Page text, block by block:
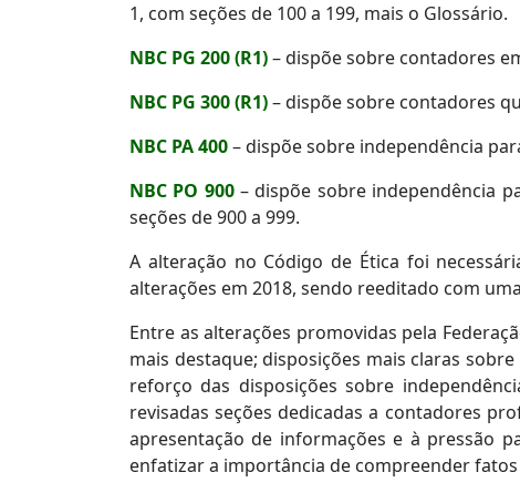
1, com seções de 100 a 199, mais o Glossário.
NBC PG 200 (R1)– dispõe sobre contadores
NBC PG 300 (R1)– dispõe sobre contadores
NBC PA 400– dispõe sobre independência
NBC PO 900 – dispõe sobre independência
seções de 900 a 999.
A alteração no Código de Ética foi
alterações em 2018, sendo reeditado com
Entre as alterações promovidas pela
mais destaque; disposições mais claras
reforço das disposições sobre
revisadas seções dedicadas a contadores
apresentação de informações e à pressão
enfatizar a importância de compreender